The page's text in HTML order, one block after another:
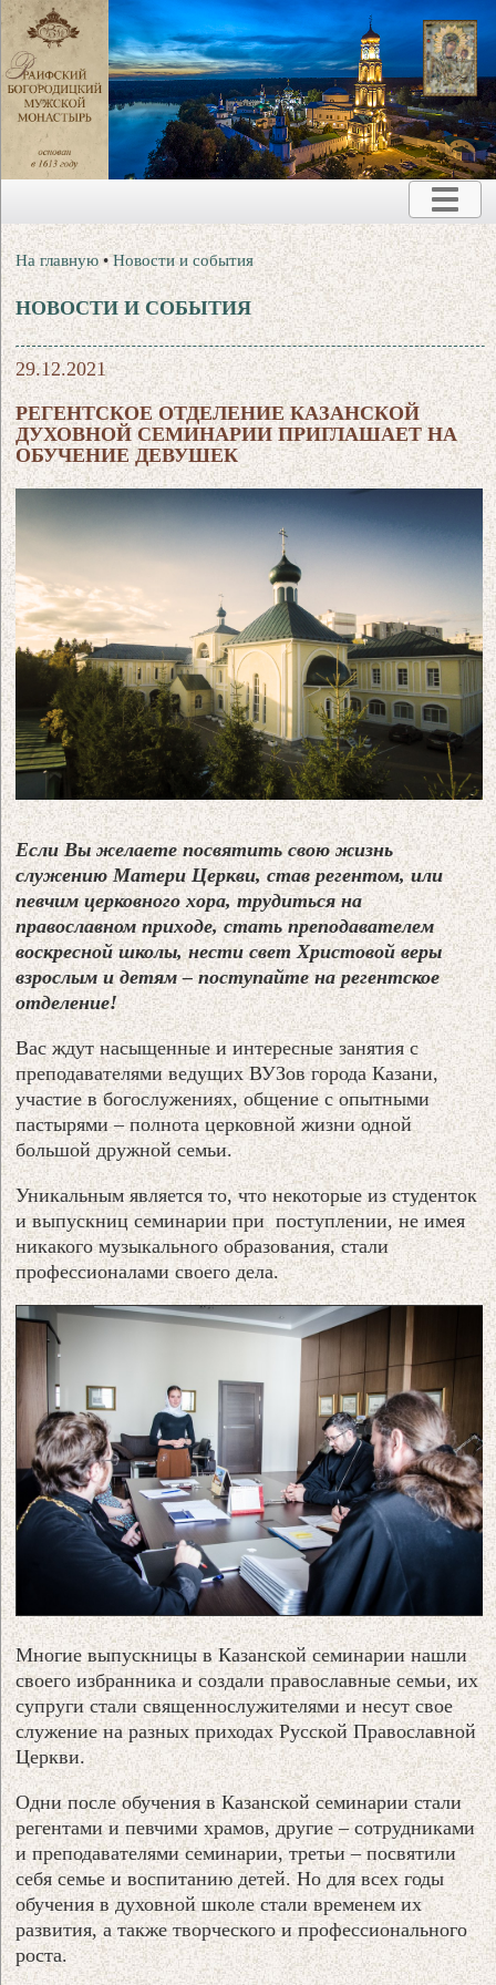
На главную •Новости и события
НОВОСТИ И СОБЫТИЯ
29.12.2021
РЕГЕНТСКОЕ ОТДЕЛЕНИЕ КАЗАНСКОЙ
ДУХОВНОЙ СЕМИНАРИИ ПРИГЛАШАЕТ НА
ОБУЧЕНИЕ ДЕВУШЕК
Если Вы желаете посвятить свою жизнь
служению Матери Церкви, став регентом, или
певчим церковного хора, трудиться на
православном приходе, стать преподавателем
воскресной школы, нести свет Христовой веры
взрослым и детям – поступайте на регентское
отделение!
Вас ждут насыщенные и интересные занятия с
преподавателями ведущих ВУЗов города Казани,
участие в богослужениях, общение с опытными
пастырями – полнота церковной жизни одной
большой дружной семьи.
Уникальным является то, что некоторые из студенток
и выпускниц семинарии при поступлении, не имея
никакого музыкального образования, стали
профессионалами своего дела.
Многие выпускницы в Казанской семинарии нашли
своего избранника и создали православные семьи, их
супруги стали священнослужителями и несут свое
служение на разных приходах Русской Православной
Церкви.
Одни после обучения в Казанской семинарии стали
регентами и певчими храмов, другие – сотрудниками
и преподавателями семинарии, третьи – посвятили
себя семье и воспитанию детей. Но для всех годы
обучения в духовной школе стали временем их
развития, а также творческого и профессионального
роста.